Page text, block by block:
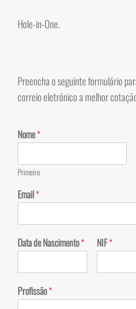
Hole-in-One.
Preencha o seguinte formulário
correio eletrónico a melhor
Nome*
Primeiro
Email*
Data de Nascimento* NIF*
Profissão*